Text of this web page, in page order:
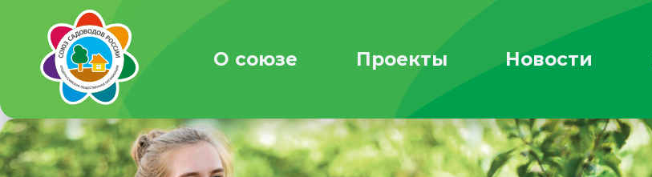
О союзе Проекты Новости